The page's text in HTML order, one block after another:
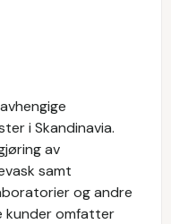
i Skandinavia.
av
samt
og andre
kunder omfatter